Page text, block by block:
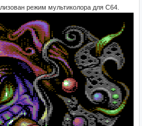
режим мультиколора для С64.